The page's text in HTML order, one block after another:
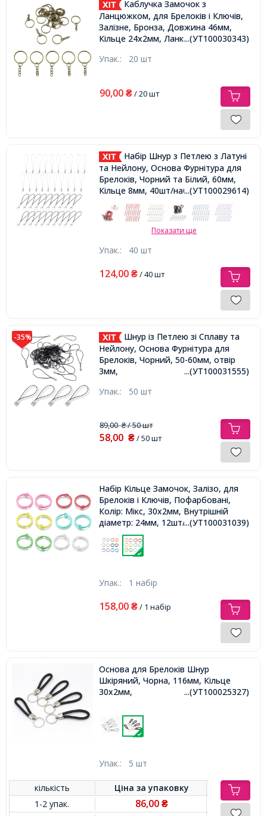
Каблучка Замочок з
Ланцюжком, для Брелоків і Ключів,
Залізне, Бронза, Довжина 46мм,
Кільце 24x2мм, Ланка 6x4.5мм,
...(УТ100030343)
Упак.: 20 шт
90,00 ₴/ 20 шт
Набір Шнур з Петлею з Латуні
та Нейлону, Основа Фурнітура для
Брелоків, Чорний та Білий, 60мм,
Кільце 8мм, 40шт/набір...(УТ100029614)
Показати ще
Упак.: 40 шт
124,00 ₴/ 40 шт
-35%
Шнур із Петлею зі Сплаву та
Нейлону, Основа Фурнітура для
Брелоків, Чорний, 50-60мм, отвір
3мм,
...(УТ100031555)
Упак.: 50 шт
89,00₴/ 50 шт
58,00 ₴/ 50 шт
Набір Кільце Замочок, Залізо, для
Брелоків і Ключів, Пофарбовані,
Колір: Мікс, 30х2мм, Внутрішній
діаметр: 24мм, 12шт/набір,...(УТ100031039)
Упак.: 1 набір
158,00 ₴/ 1 набір
Основа для Брелоків Шнур
Шкіряний, Чорна, 116мм, Кільце
30x2мм,
...(УТ100025327)
Упак.: 5 шт
кількість Ціна заупаковку
1-2 упак.
86,00₴